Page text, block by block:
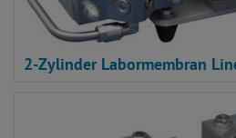
2-Zylinder Labormembran